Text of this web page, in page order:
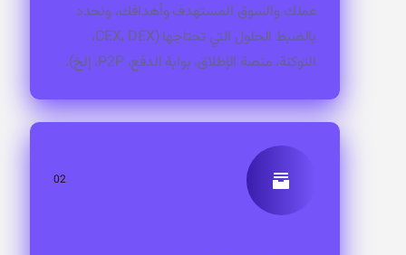
عملك والسوق المستهدف وأهدافك، ونحدد
بالضبط الحلول التي تحتاجها (CEX، DEX،
التوكنة، منصة الإطلاق، بوابة الدفع، P2P، إلخ).
02